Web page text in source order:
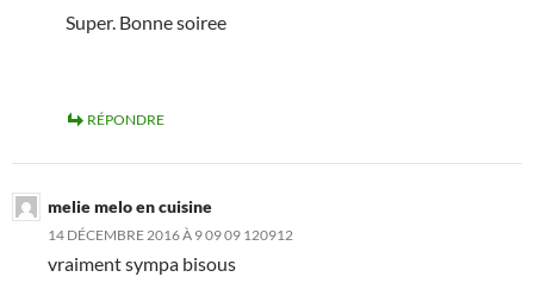
Super. Bonne soiree
RÉPONDRE
melie melo en cuisine
14 DÉCEMBRE 2016 À 9 09 09 120912
vraiment sympa bisous